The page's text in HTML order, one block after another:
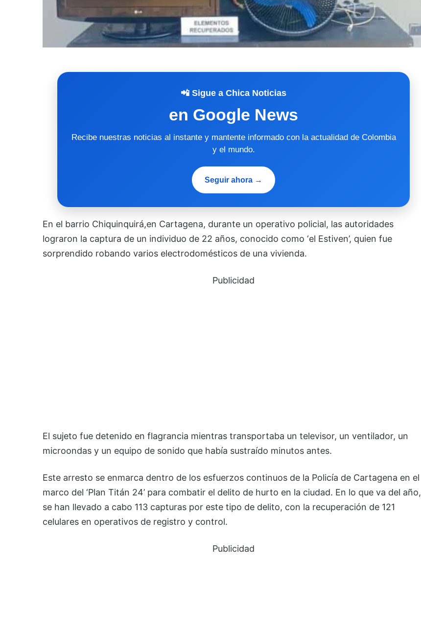
📲 Sigue a Chica Noticias
en Google News
Recibe nuestras noticias al instante y mantente informado con la actualidad de Colombia
y el mundo.
Seguir ahora →
En el barrio Chiquinquirá,en Cartagena, durante un operativo policial, las autoridades
lograron la captura de un individuo de 22 años, conocido como ‘el Estiven’, quien fue
sorprendido robando varios electrodomésticos de una vivienda.
Publicidad
El sujeto fue detenido en flagrancia mientras transportaba un televisor, un ventilador, un
microondas y un equipo de sonido que había sustraído minutos antes.
Este arresto se enmarca dentro de los esfuerzos continuos de la Policía de Cartagena en el
marco del ‘Plan Titán 24’ para combatir el delito de hurto en la ciudad. En lo que va del año,
se han llevado a cabo 113 capturas por este tipo de delito, con la recuperación de 121
celulares en operativos de registro y control.
Publicidad